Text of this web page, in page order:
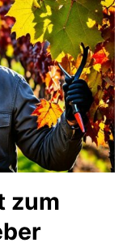
zum